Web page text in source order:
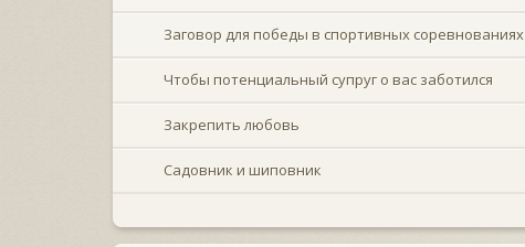
Заговор для победы в спортивных соревнованиях
Чтобы потенциальный супруг о вас заботился
Закрепить любовь
Садовник и шиповник